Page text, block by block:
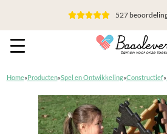
527
Home»Producten»Spel en Ontwikkeling»Constructief»